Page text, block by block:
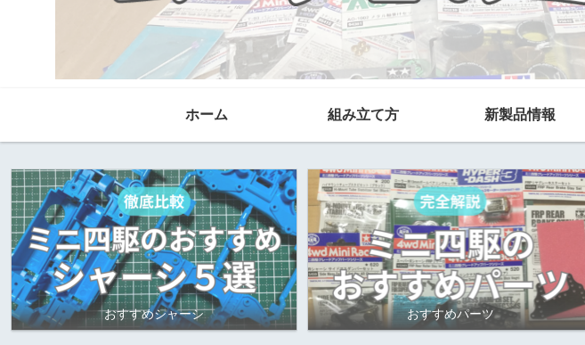
ホーム 組み立て方 新製品情報
おすすめシャーシ おすすめパーツ